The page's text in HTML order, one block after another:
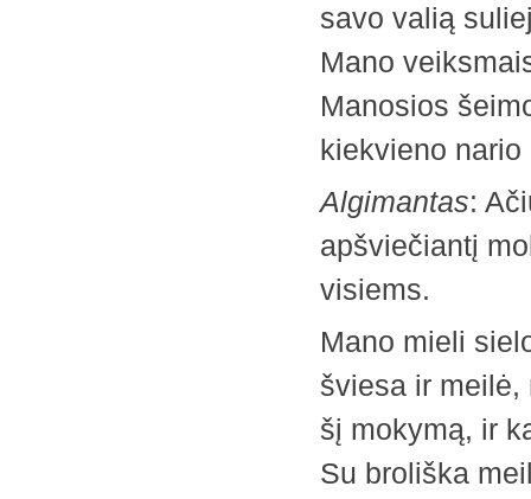
savo valią
Mano
Manosios
kiekvieno nario
Algimantas:
apšviečiantį
visiems.
Mano mieli
šviesa ir meilė,
šį mokymą, ir
Su broliška